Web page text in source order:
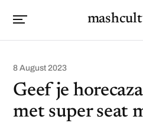
8 August 2023
Geef je
met super seat